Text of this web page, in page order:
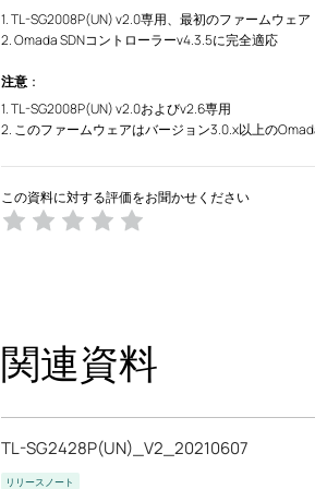
1. TL-SG2008P(UN) v2.0専用、最初のファームウェア
2. Omada SDNコントローラーv4.3.5に完全適応
注意：
1. TL-SG2008P(UN) v2.0およびv2.6専用
2. このファームウェアはバージョン3.0.x以上の
この資料に対する評価をお聞かせください
関連資料
TL-SG2428P(UN)_V2_20210607
リリースノート